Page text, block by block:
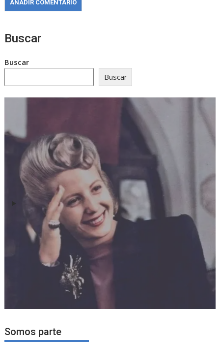
Buscar
Buscar
Buscar
Somos parte